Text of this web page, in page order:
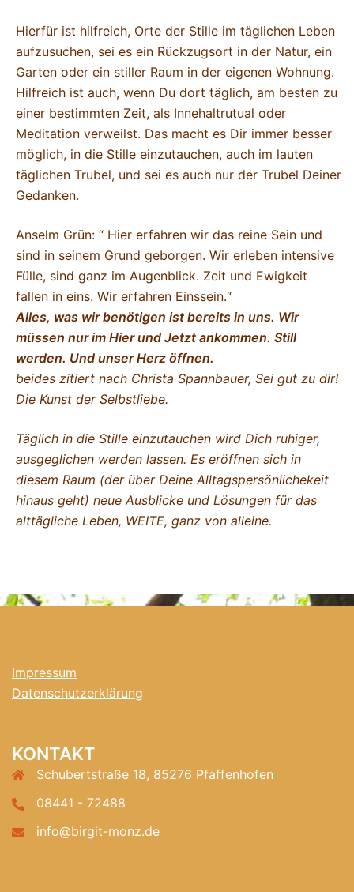
Hierfür ist hilfreich, Orte der Stille im täglichen Leben
aufzusuchen, sei es ein Rückzugsort in der Natur, ein
Garten oder ein stiller Raum in der eigenen Wohnung.
Hilfreich ist auch, wenn Du dort täglich, am besten zu
einer bestimmten Zeit, als Innehaltrutual oder
Meditation verweilst. Das macht es Dir immer besser
möglich, in die Stille einzutauchen, auch im lauten
täglichen Trubel, und sei es auch nur der Trubel Deiner
Gedanken.
Anselm Grün: “ Hier erfahren wir das reine Sein und
sind in seinem Grund geborgen. Wir erleben intensive
Fülle, sind ganz im Augenblick. Zeit und Ewigkeit
fallen in eins. Wir erfahren Einssein.“
Alles, was wir benötigen ist bereits in uns. Wir
müssen nur im Hier und Jetzt ankommen. Still
werden. Und unser Herz öffnen.
beides zitiert nach Christa Spannbauer, Sei gut zu dir!
Die Kunst der Selbstliebe.
Täglich in die Stille einzutauchen wird Dich ruhiger,
ausgeglichen werden lassen. Es eröffnen sich in
diesem Raum (der über Deine Alltagspersönlichekeit
hinaus geht) neue Ausblicke und Lösungen für das
alttägliche Leben, WEITE, ganz von alleine.
Impressum
Datenschutzerklärung
KONTAKT
Schubertstraße 18, 85276 Pfaffenhofen
08441 - 72488
info@birgit-monz.de